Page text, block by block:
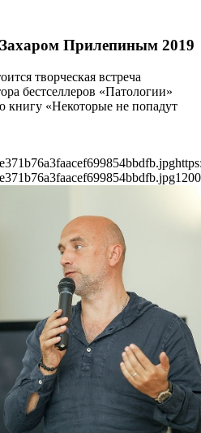
Захаром Прилепиным 2019
творческая встреча
бестселлеров «Патологии»
книгу «Некоторые не попадут
1200